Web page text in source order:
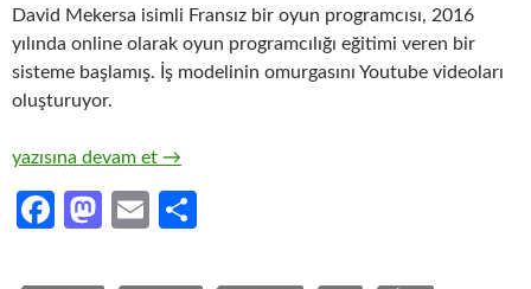
David Mekersa isimli Fransız bir oyun programcısı, 2016
yılında online olarak oyun programcılığı eğitimi veren bir
sisteme başlamış. İş modelinin omurgasını Youtube videoları
oluşturuyor.
Gamecodeur.fr (Online Oyun Programcılığı Eğitimi)
yazısına devam et →
Fa
M
E